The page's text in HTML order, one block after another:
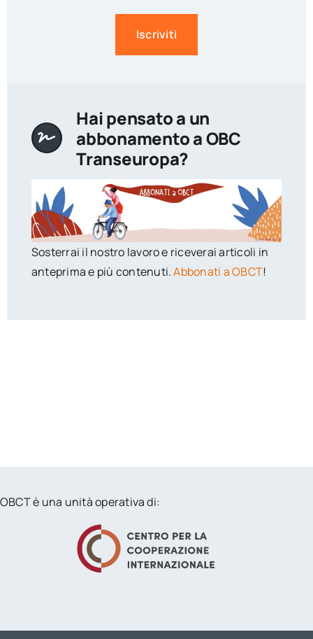
Iscriviti
Hai pensato a un
abbonamento a OBC
Transeuropa?
Sosterrai il nostro lavoro e riceverai articoli in
anteprima e più contenuti.Abbonati a OBCT!
OBCT è una unità operativa di: